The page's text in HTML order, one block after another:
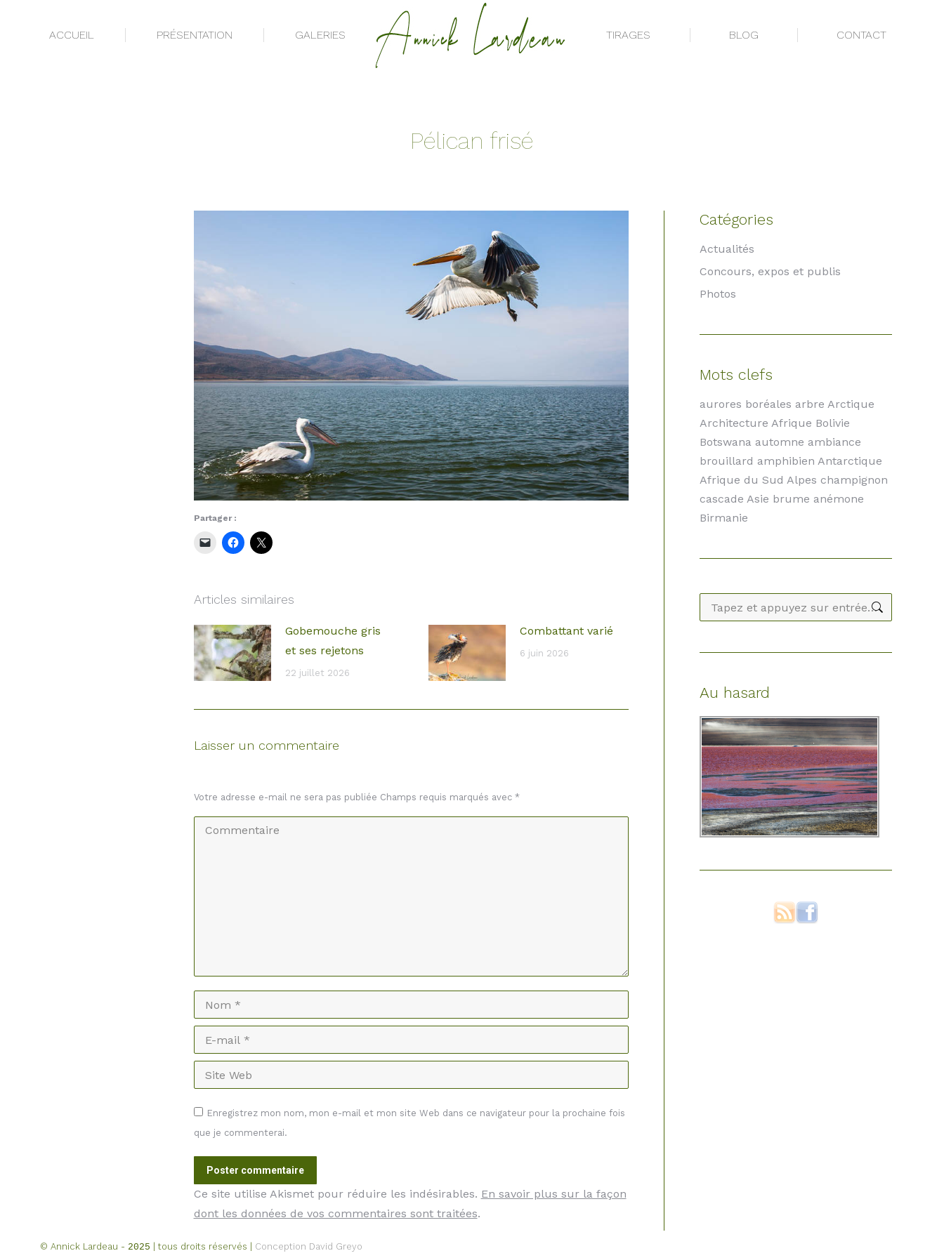
ACCUEIL PRÉSENTATION GALERIES TIRAGES BLOG CONTACT
Pélican frisé
Partager :
Articles similaires
Gobemouche gris
et ses rejetons
22 juillet 2026
Combattant varié
6 juin 2026
Laisser un commentaire
Votre adresse e-mail ne sera pas publiée Champs requis marqués avec *
Commentaire
Nom *
E-mail *
Site Web
Enregistrez mon nom, mon e-mail et mon site Web dans ce navigateur pour la prochaine fois
que je commenterai.
Poster commentaire
Ce site utilise Akismet pour réduire les indésirables. En savoir plus sur la façon
dont les données de vos commentaires sont traitées.
Catégories
Actualités
Concours, expos et publis
Photos
Mots clefs
aurores boréales arbre Arctique
Architecture Afrique Bolivie
Botswana automne ambiance
brouillard amphibien Antarctique
Afrique du Sud Alpes champignon
cascade Asie brume anémone
Birmanie
Recherche
:
Au hasard
© Annick Lardeau - 2025 | tous droits réservés | Conception David Greyo
ACCUEIL PRÉSENTATION GALERIES TIRAGES BLOG CONTACT